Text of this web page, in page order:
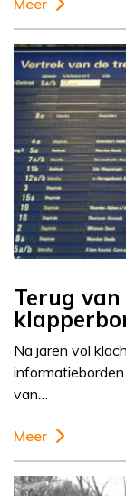
Meer
Terug
Na jaren vol
van…
Meer